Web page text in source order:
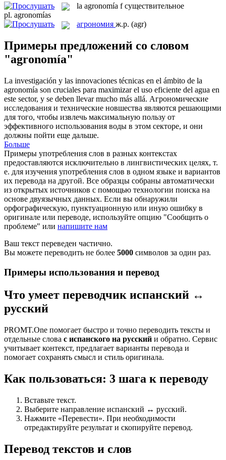
la agronomía f существительное
pl. agronomías
агрономия ж.р. (agr)
Примеры предложений со словом
"agronomía"
La investigación y las innovaciones técnicas en el ámbito de la
agronomía son cruciales para maximizar el uso eficiente del agua en
este sector, y se deben llevar mucho más allá. Агрономические
исследования и технические новшества являются решающими
для того, чтобы извлечь максимальную пользу от
эффективного использования воды в этом секторе, и они
должны пойти еще дальше.
Больше
Примеры употребления слов в разных контекстах
предоставляются исключительно в лингвистических целях, т.
е. для изучения употребления слов в одном языке и вариантов
их перевода на другой. Все образцы собраны автоматически
из открытых источников с помощью технологии поиска на
основе двуязычных данных. Если вы обнаружили
орфографическую, пунктуационную или иную ошибку в
оригинале или переводе, используйте опцию "Сообщить о
проблеме" или напишите нам
Ваш текст переведен частично.
Вы можете переводить не более 5000 символов за один раз.
Примеры использования и перевод
Что умеет переводчик испанский ↔
русский
PROMT.One помогает быстро и точно переводить тексты и
отдельные слова с испанского на русский и обратно. Сервис
учитывает контекст, предлагает варианты перевода и
помогает сохранять смысл и стиль оригинала.
Как пользоваться: 3 шага к переводу
Вставьте текст.
Выберите направление испанский ↔ русский.
Нажмите «Перевести». При необходимости
отредактируйте результат и скопируйте перевод.
Перевод текстов и слов